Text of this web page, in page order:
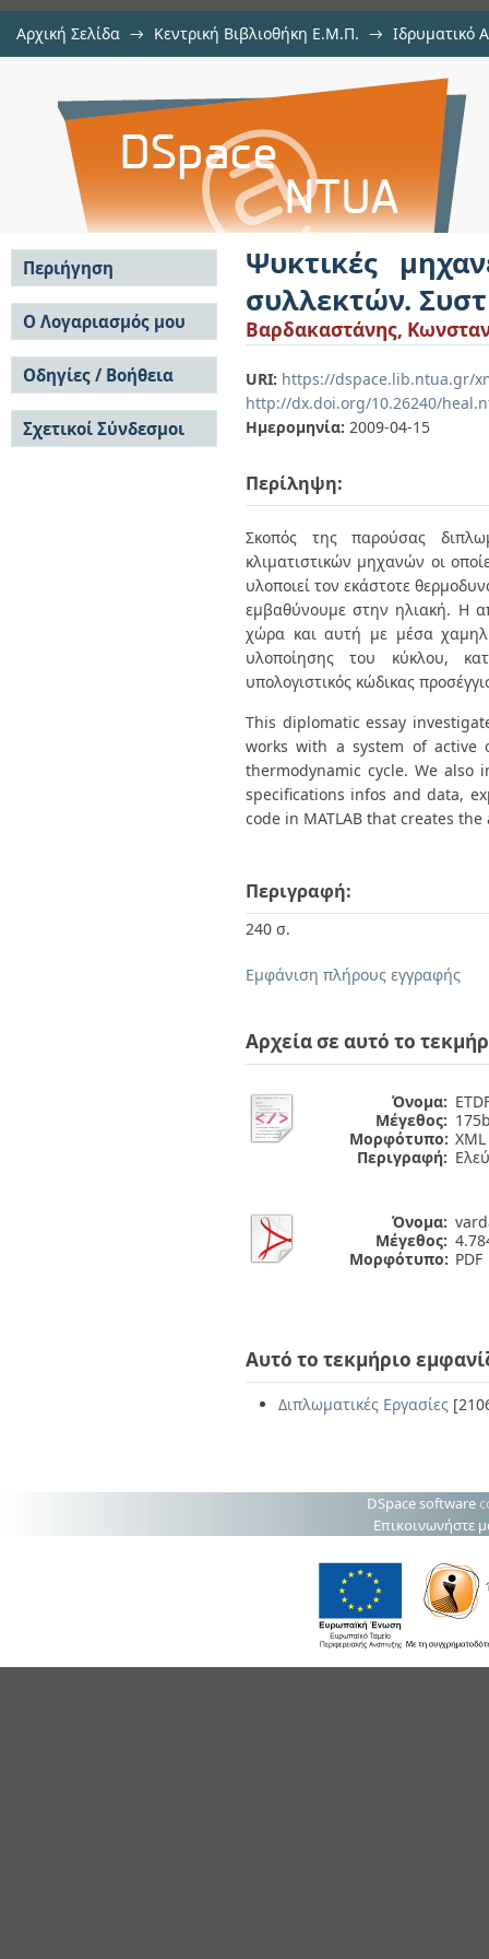
Αρχική Σελίδα → Κεντρική Βιβλιοθήκη Ε.Μ.Π. → Ιδρυματικό
Ψυκτικές μηχανές
Συστήματος ενεργού άνθρακα -
Ψυκτικές
συλλεκτών.
Βαρδακαστάνης,
URI: https://dspace.lib.ntua.gr/
http://dx.doi.org/10.26240/
Ημερομηνία: 2009-04-15
Περίληψη:
Σκοπός της παρούσας
κλιματιστικών μηχανών οι
υλοποιεί τον εκάστοτε
εμβαθύνουμε στην ηλιακή. Η
χώρα και αυτή με μέσα
υλοποίησης του κύκλου,
υπολογιστικός κώδικας
This diplomatic essay
works with a system of active
thermodynamic cycle. We also
specifications infos and data,
code in MATLAB that creates the
Περιγραφή:
240 σ.
Εμφάνιση πλήρους εγγραφής
Αρχεία σε αυτό το
Όνομα:
Μέγεθος:
Μορφότυπο: XML
Περιγραφή:
Όνομα:
Μέγεθος:
Μορφότυπο: PDF
Αυτό το τεκμήριο
Διπλωματικές Εργασίες
Περιήγηση
Σε όλο το DSpace
Κοινότητες & Συλλογές
Ανά Ημερομηνία
Έκδοσης
Συγγραφείς
Τίτλοι
Θέματα
Ο Λογαριασμός μου
Σύνδεση
Εγγραφή
Οδηγίες / Βοήθεια
Οδηγίες Υποβολής
Οδηγίες Χρήσης ΙΑ
Συχνές Ερωτήσεις
Σχετικοί Σύνδεσμοι
DSpace software
Επικοινωνήστε